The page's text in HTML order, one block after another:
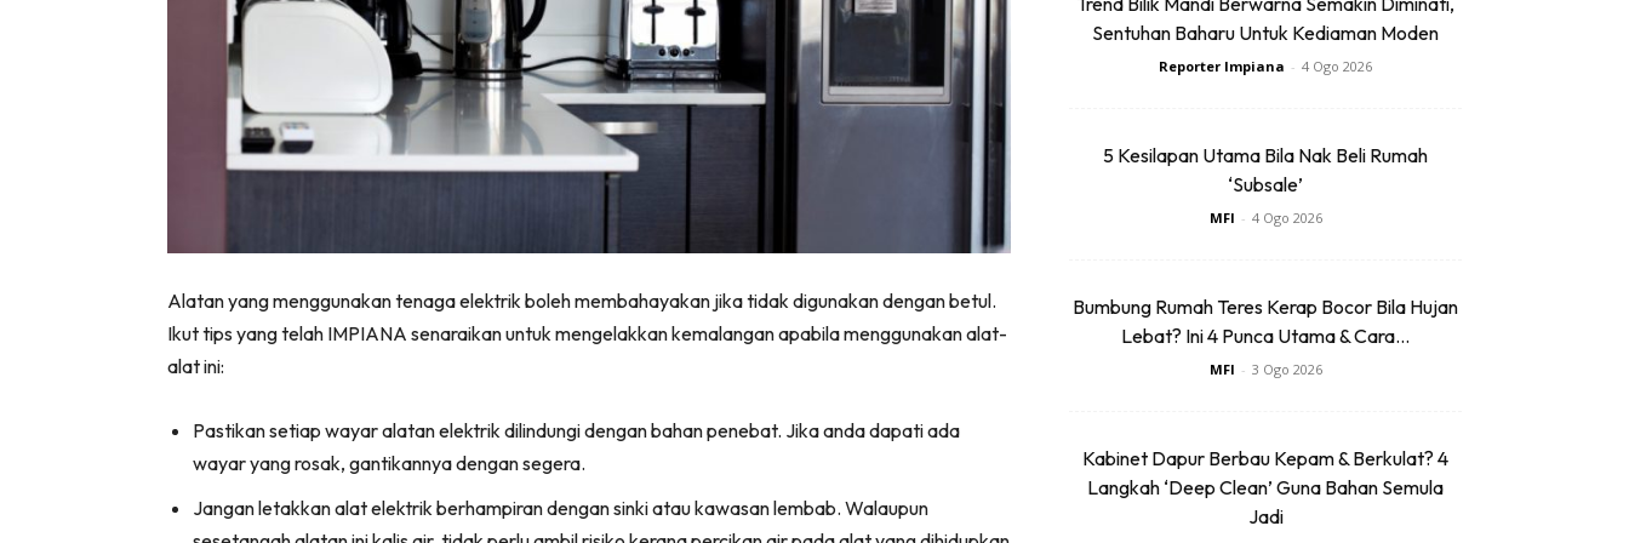
Hartanah
High Rise
Landed
Video
Ilham Impiana Inspirasi Selebriti
Impiana TV
Lahar Dekor
Sembang Dekor
Sembang Laman
Alatan yang menggunakan tenaga elektrik boleh membahayakan jika tidak digunakan dengan betul.
Ikut tips yang telah IMPIANA senaraikan untuk mengelakkan kemalangan apabila menggunakan alat-
alat ini:
Pastikan setiap wayar alatan elektrik dilindungi dengan bahan penebat. Jika anda dapati ada
wayar yang rosak, gantikannya dengan segera.
Jangan letakkan alat elektrik berhampiran dengan sinki atau kawasan lembab. Walaupun
Sentuhan Baharu Untuk Kediaman Moden
Reporter Impiana - 4 Ogo 2026
5 Kesilapan Utama Bila Nak Beli Rumah
‘Subsale’
MFI - 4 Ogo 2026
Bumbung Rumah Teres Kerap Bocor Bila Hujan
Lebat? Ini 4 Punca Utama & Cara...
MFI - 3 Ogo 2026
Kabinet Dapur Berbau Kepam & Berkulat? 4
Langkah ‘Deep Clean’ Guna Bahan Semula
Jadi